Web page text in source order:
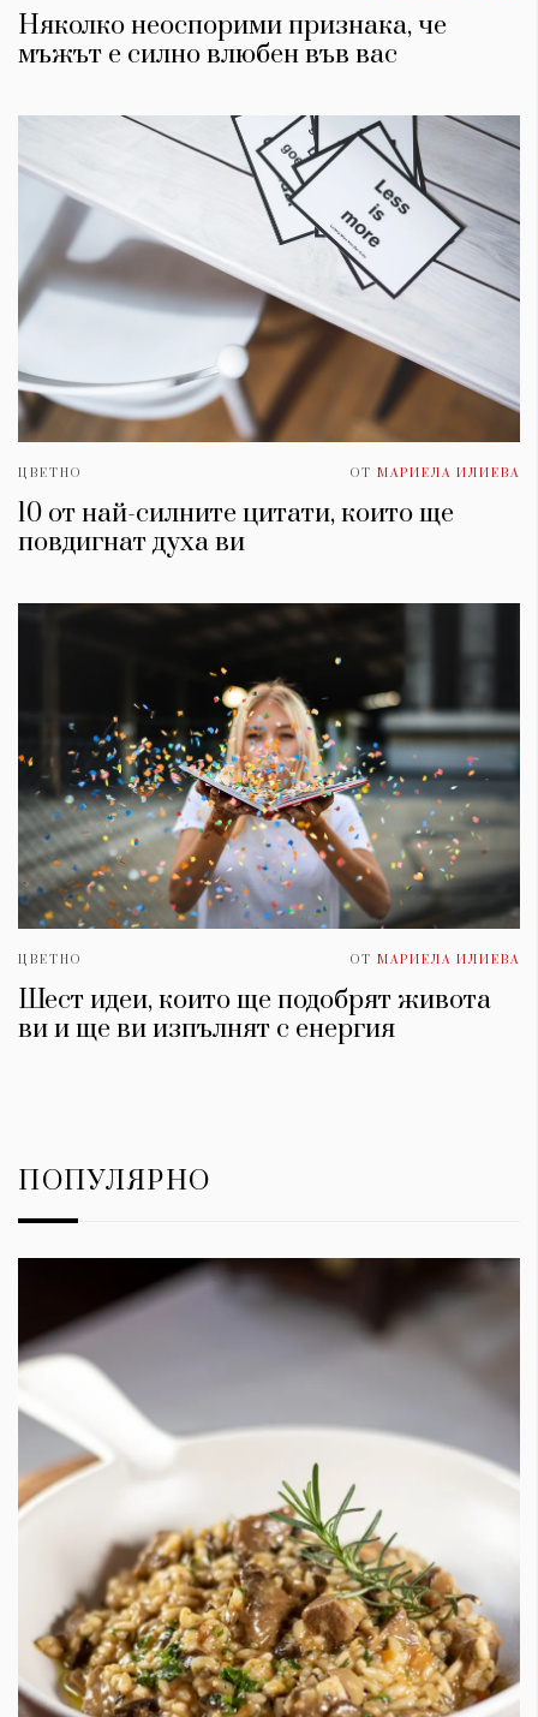
Няколко неоспорими признака, че
мъжът е силно влюбен във вас
ЦВЕТНО ОТ МАРИЕЛА ИЛИЕВА
10 от най-силните цитати, които ще
повдигнат духa ви
ЦВЕТНО ОТ МАРИЕЛА ИЛИЕВА
Шест идеи, които ще подобрят живота
ви и ще ви изпълнят с енергия
ПОПУЛЯРНО